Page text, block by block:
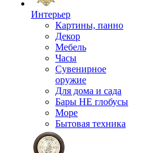
Интерьер
Картины, панно
Декор
Мебель
Часы
Сувенирное
оружие
Для дома и сада
Бары НЕ глобусы
Море
Бытовая техника